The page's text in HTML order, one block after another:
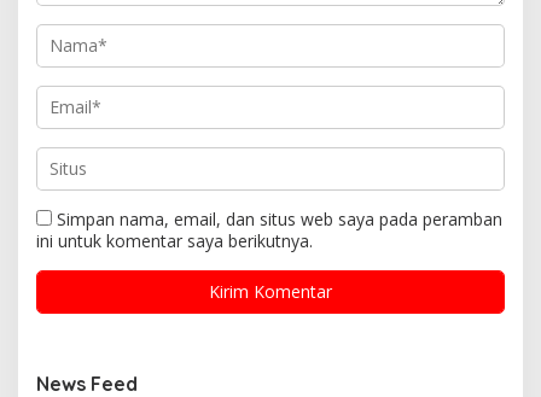
Simpan nama, email, dan situs web saya pada peramban
ini untuk komentar saya berikutnya.
News Feed